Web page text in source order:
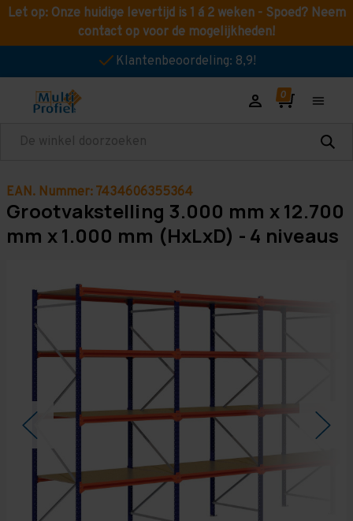
Let op: Onze huidige levertijd is 1 á 2 weken - Spoed? Neem
contact op voor de mogelijkheden!
Klantenbeoordeling: 8,9!
Zoeken
EAN. Nummer: 7434606355364
Grootvakstelling 3.000 mm x 12.700
mm x 1.000 mm (HxLxD) - 4 niveaus